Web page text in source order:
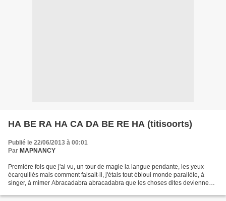
HA BE RA HA CA DA BE RE HA (titisoorts)
Publié le 22/06/2013 à 00:01
Par MAPNANCY
Première fois que j'ai vu, un tour de magie la langue pendante, les yeux
écarquillés mais comment faisait-il, j'étais tout ébloui monde parallèle, à
singer, à mimer Abracadabra abracadabra que les choses dites deviennent